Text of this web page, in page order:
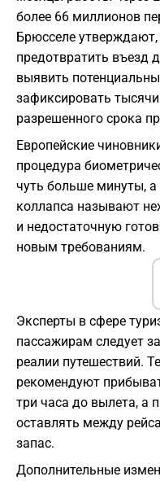
более 66 миллионов
Брюсселе
предотвратить въезд
выявить
зафиксировать
разрешенного срока
Европейские
процедура
чуть больше минуты,
коллапса называют
и недостаточную
новым требованиям.
Эксперты в сфере
пассажирам следует
реалии путешествий.
рекомендуют
три часа до вылета, а
оставлять между
запас.
Дополнительные